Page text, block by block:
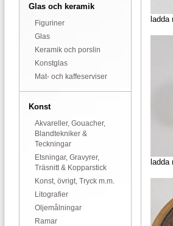
Glas och keramik
Figuriner
Glas
Keramik och porslin
Konstglas
Mat- och kaffeserviser
Konst
Akvareller, Gouacher,
Blandtekniker &
Teckningar
Etsningar, Gravyrer,
Träsnitt & Kopparstick
Konst, övrigt, Tryck m.m.
Litografier
Oljemålningar
Ramar
ladda
ladda